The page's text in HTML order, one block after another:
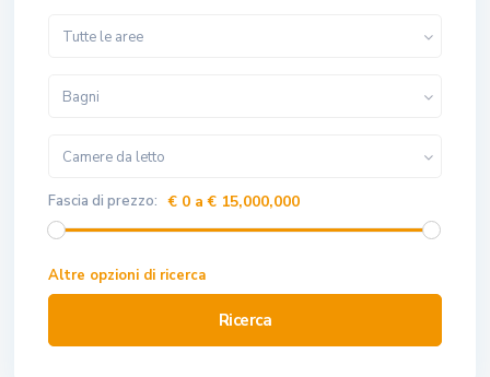
Tutte le aree
Bagni
Camere da letto
Fascia di prezzo: € 0 a € 15,000,000
Altre opzioni di ricerca
Ricerca